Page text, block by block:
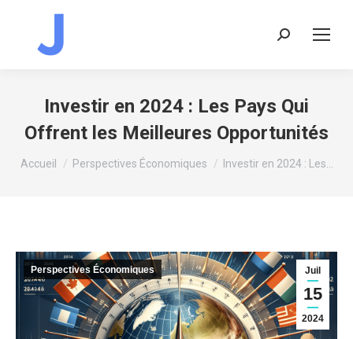
Recherche
Investir en 2024 : Les Pays Qui
Offrent les Meilleures Opportunités
Vous êtes ici :
Accueil Perspectives Économiques Investir en 2024 : Les…
Juil
15
2024
Perspectives Économiques